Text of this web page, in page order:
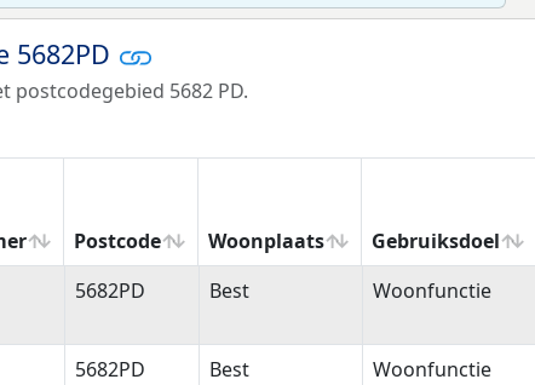
5682PD
postcodegebied 5682 PD.
Postcode Woonplaats Gebruiksdoel
Postcode Woonplaats Gebruiksdoel
5682PD Best Woonfunctie
5682PD Best Woonfunctie